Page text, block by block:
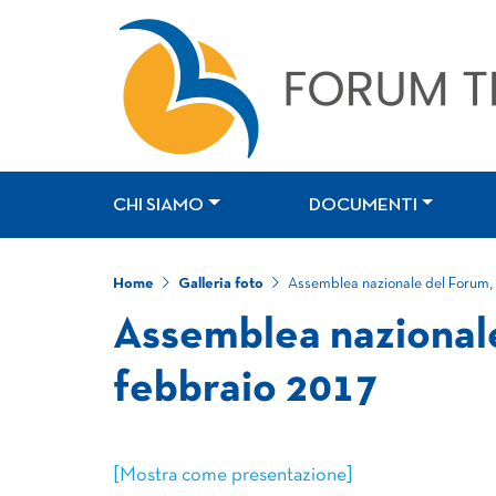
CHI SIAMO DOCUMENTI
Home Galleria foto Assemblea nazionale del
Assemblea
febbraio 2017
[Mostra come presentazione]